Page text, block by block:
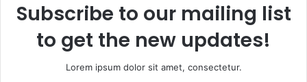
Subscribe to our mailing list
to get the new updates!
Lorem ipsum dolor sit amet, consectetur.